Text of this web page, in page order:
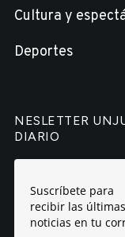
Cultura y
Deportes
NESLETTER
DIARIO
Suscríbete para
recibir las últimas
noticias en tu